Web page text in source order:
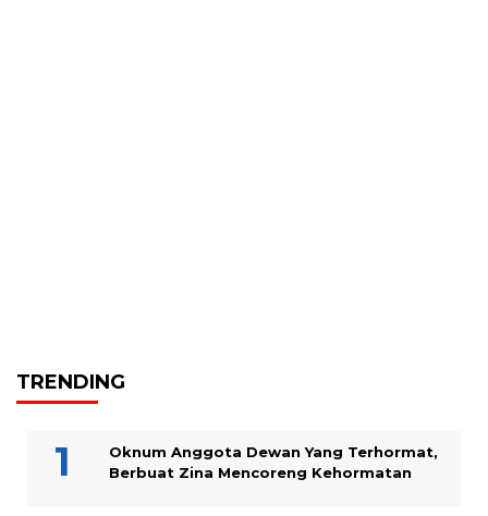
TRENDING
Oknum Anggota Dewan Yang Terhormat,
Berbuat Zina Mencoreng Kehormatan